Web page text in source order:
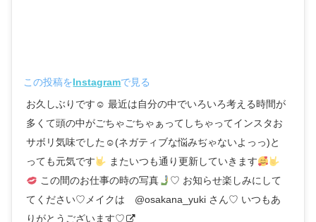
この投稿をInstagramで見る
お久しぶりです☺︎ 最近は自分の中でいろいろ考える時間が
多くて頭の中がごちゃごちゃぁってしちゃってインスタお
サボリ気味でした☺︎(ネガティブな悩みぢゃないよっっ)と
っても元気です
またいつも通り更新していきます
この間のお仕事の時の写真
♡ お知らせ楽しみにして
てください♡メイクは @osakana_yuki さん♡ いつもあ
りがとうございます♡